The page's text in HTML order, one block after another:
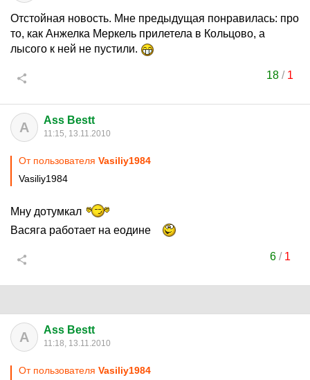
Отстойная новость. Мне предыдущая понравилась: про
то, как Анжелка Меркель прилетела в Кольцово, а
лысого к ней не пустили.
18 / 1
A Ass Bestt
11:15, 13.11.2010
От пользователя Vasiliy1984
Vasiliy1984
Мну дотумкал
Васяга работает на еодине
6/ 1
A Ass Bestt
11:18, 13.11.2010
От пользователя Vasiliy1984